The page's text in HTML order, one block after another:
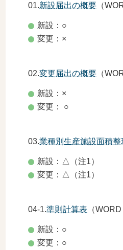
01.新設届出の概要 （
新設：○
変更：×
02.変更届出の概要 （
新設：×
変更： ○
03.業種別生産施設面積整
新設：△（注1）
変更：△（注1）
04-1.準則計算表 （
新設：○
変更：○